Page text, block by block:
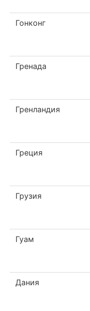
Гонконг
Гренада
Гренландия
Греция
Грузия
Гуам
Дания